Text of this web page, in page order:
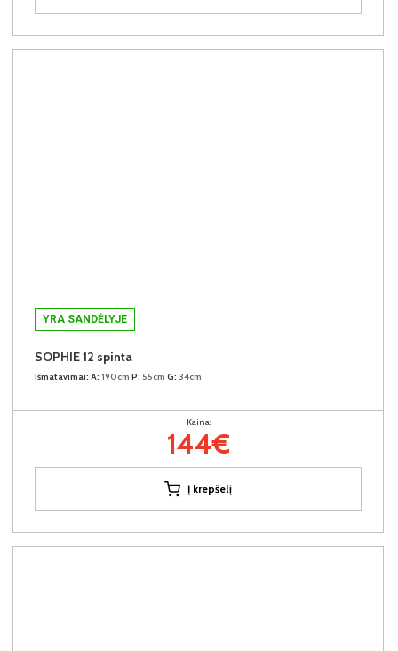
YRA SANDĖLYJE
SOPHIE 12 spinta
Išmatavimai: A: 190cm P: 55cm G: 34cm
Kaina:
144€
Į krepšelį